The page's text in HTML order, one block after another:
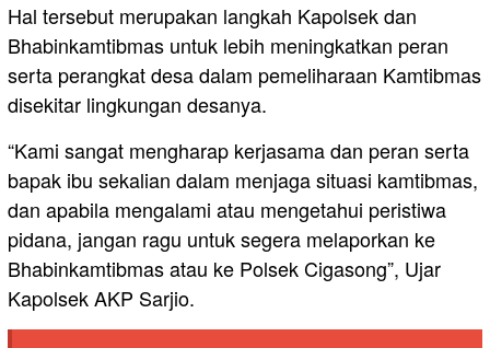
Hal tersebut merupakan langkah Kapolsek dan
Bhabinkamtibmas untuk lebih meningkatkan peran
serta perangkat desa dalam pemeliharaan Kamtibmas
disekitar lingkungan desanya.
“Kami sangat mengharap kerjasama dan peran serta
bapak ibu sekalian dalam menjaga situasi kamtibmas,
dan apabila mengalami atau mengetahui peristiwa
pidana, jangan ragu untuk segera melaporkan ke
Bhabinkamtibmas atau ke Polsek Cigasong”, Ujar
Kapolsek AKP Sarjio.